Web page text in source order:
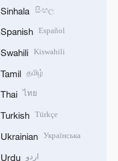
Sinhala සිංහල
Spanish Español
Swahili Kiswahili
Tamil தமிழ்
Thai ไทย
Turkish Türkçe
Ukrainian Українська
Urdu اردو